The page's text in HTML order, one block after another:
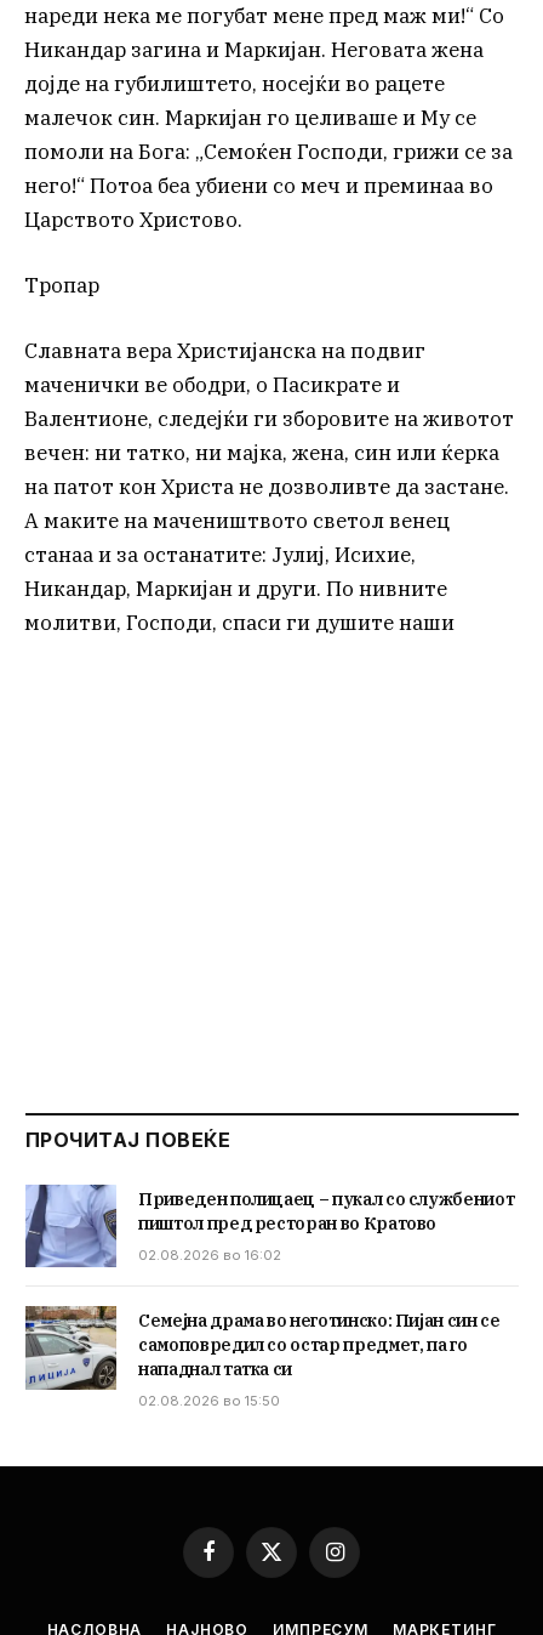
нареди нека ме погубат мене пред маж ми!“ Со
Никандар загина и Маркијан. Неговата жена
дојде на губилиштето, носејќи во рацете
малечок син. Маркијан го целиваше и Му се
помоли на Бога: „Семоќен Господи, грижи се за
него!“ Потоа беа убиени со меч и преминаа во
Царството Христово.
Тропар
Славната вера Христијанска на подвиг
маченички ве ободри, о Пасикрате и
Валентионе, следејќи ги зборовите на животот
вечен: ни татко, ни мајка, жена, син или ќерка
на патот кон Христа не дозволивте да застане.
А маките на мачеништвото светол венец
станаа и за останатите: Јулиј, Исихие,
Никандар, Маркијан и други. По нивните
молитви, Господи, спаси ги душите наши
ПРОЧИТАЈ ПОВЕЌЕ
Приведен полицаец – пукал со службениот
пиштол пред ресторан во Кратово
02.08.2026 во 16:02
Семејна драма во неготинско: Пијан син се
самоповредил со остар предмет, па го
нападнал татка си
02.08.2026 во 15:50
Facebook
X
Instagram
НАСЛОВНА НАЈНОВО ИМПРЕСУМ МАРКЕТИНГ